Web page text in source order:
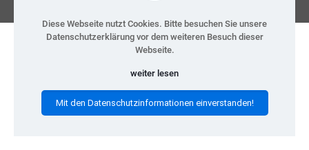
Diese Webseite nutzt Cookies. Bitte besuchen Sie unsere
Datenschutzerklärung vor dem weiteren Besuch dieser
Webseite.
weiter lesen
Mit den Datenschutzinformationen einverstanden!